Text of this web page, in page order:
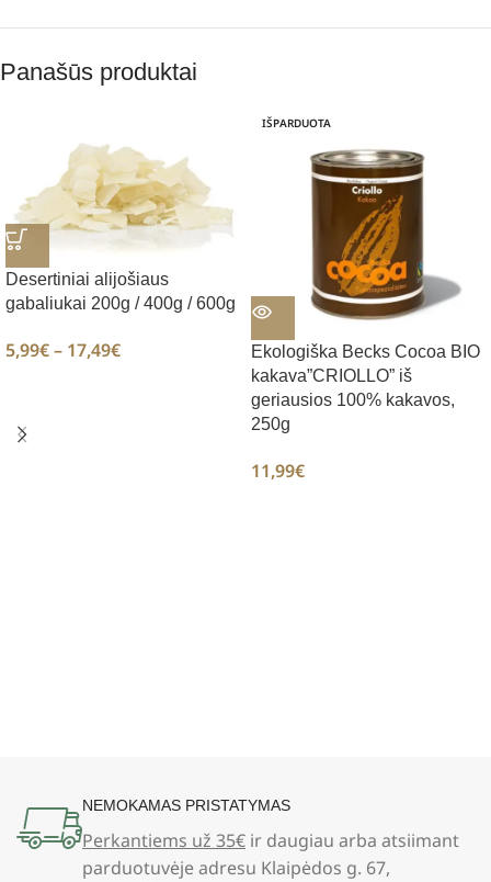
Panašūs produktai
Desertiniai alijošiaus
gabaliukai 200g / 400g / 600g
5,99€– 17,49€
IŠPARDUOTA
Ekologiška Becks Cocoa BIO
kakava”CRIOLLO” iš
geriausios 100% kakavos,
250g
11,99€
NEMOKAMAS PRISTATYMAS
Perkantiems už 35€ ir daugiau arba atsiimant
parduotuvėje adresu Klaipėdos g. 67,